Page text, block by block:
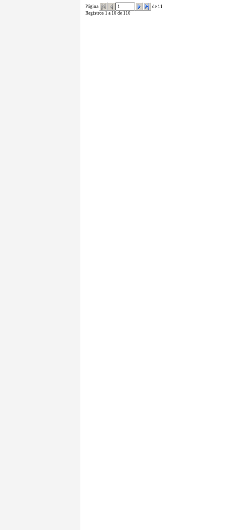
Página
de 11
Registros 1 a 10 de 110